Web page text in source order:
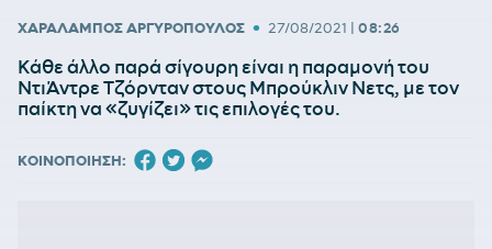
ΧΑΡΑΛΑΜΠΟΣ ΑΡΓΥΡΟΠΟΥΛΟΣ • 27/08/2021 | 08:26
Κάθε άλλο παρά σίγουρη είναι η παραμονή του
ΝτιΆντρε Τζόρνταν στους Μπρούκλιν Νετς, με τον
παίκτη να «ζυγίζει» τις επιλογές του.
ΚΟΙΝΟΠΟΙΗΣΗ: